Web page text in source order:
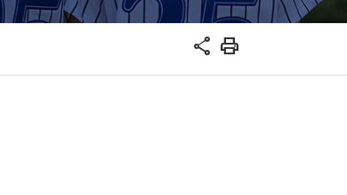
share print